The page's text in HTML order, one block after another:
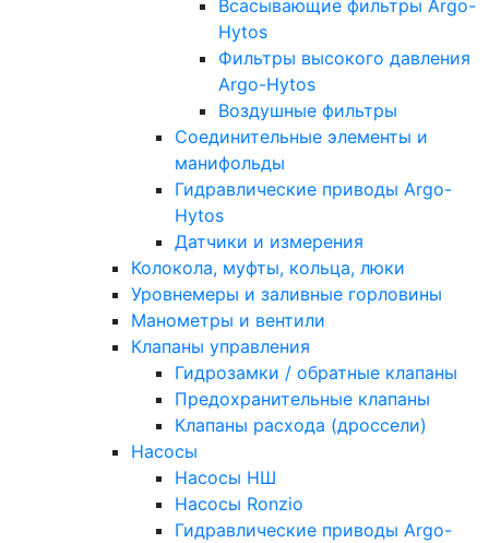
Всасывающие фильтры Argo-
Hytos
Фильтры высокого давления
Argo-Hytos
Воздушные фильтры
Соединительные элементы и
манифольды
Гидравлические приводы Argo-
Hytos
Датчики и измерения
Колокола, муфты, кольца, люки
Уровнемеры и заливные горловины
Манометры и вентили
Клапаны управления
Гидрозамки / обратные клапаны
Предохранительные клапаны
Клапаны расхода (дроссели)
Насосы
Насосы НШ
Насосы Ronzio
Гидравлические приводы Argo-